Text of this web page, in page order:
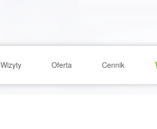
Wizyty Oferta Cennik